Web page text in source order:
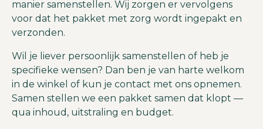
manier samenstellen. Wij zorgen er vervolgens
voor dat het pakket met zorg wordt ingepakt en
verzonden.
Wil je liever persoonlijk samenstellen of heb je
specifieke wensen? Dan ben je van harte welkom
in de winkel of kun je contact met ons opnemen.
Samen stellen we een pakket samen dat klopt —
qua inhoud, uitstraling en budget.